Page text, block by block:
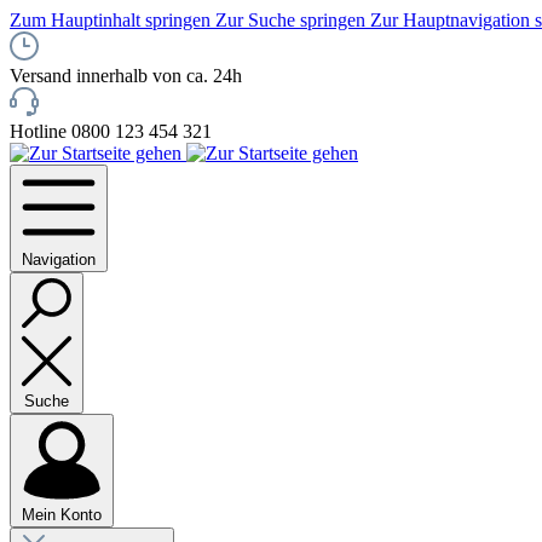
Zum Hauptinhalt springen Zur Suche springen Zur Hauptnavigation
Versand innerhalb von ca. 24h
Hotline 0800 123 454 321
Navigation
Suche
Mein Konto